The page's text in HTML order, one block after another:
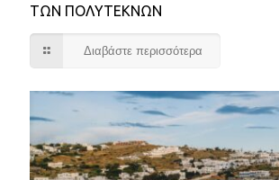
ΤΩΝ ΠΟΛΥΤΕΚΝΩΝ
Διαβάστε περισσότερα